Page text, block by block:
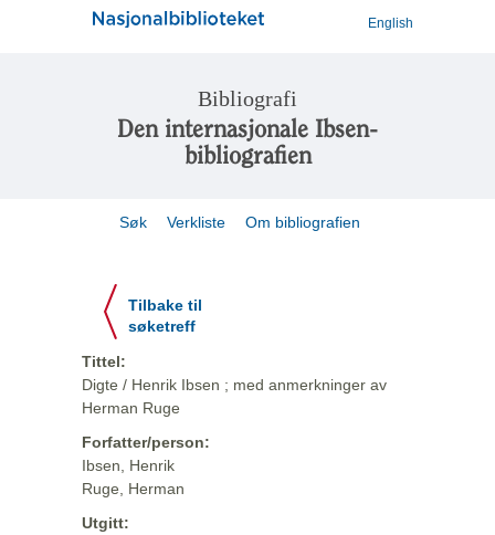
English
Bibliografi
Den internasjonale Ibsen-
bibliografien
Søk Verkliste Om bibliografien
Tilbake til
søketreff
Tittel:
Digte / Henrik Ibsen ; med anmerkninger av
Herman Ruge
Forfatter/person:
Ibsen, Henrik
Ruge, Herman
Utgitt: